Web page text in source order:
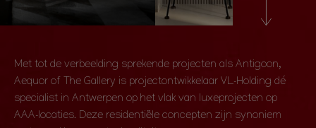
Met tot de verbeelding sprekende projecten als Antigoon,
Aequor of The Gallery is projectontwikkelaar VL-Holding dé
specialist in Antwerpen op het vlak van luxeprojecten op
AAA-locaties. Deze residentiële concepten zijn synoniem